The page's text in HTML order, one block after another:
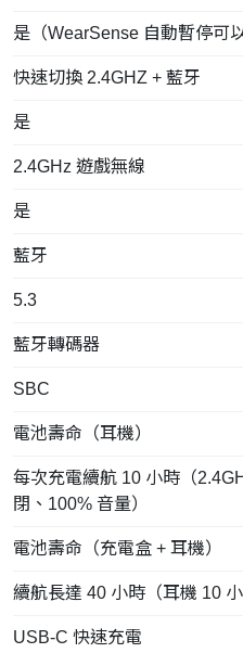
是（WearSense 自動暫停可
快速切換 2.4GHZ + 藍牙
是
2.4GHz 遊戲無線
是
藍牙
5.3
藍牙轉碼器
SBC
電池壽命（耳機）
每次充電續航 10 小時（
閉、100% 音量）
電池壽命（充電盒 + 耳機）
續航長達 40 小時（耳機 10
USB-C 快速充電